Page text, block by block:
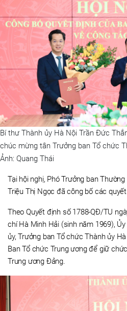
Bí thư Thành ủy Hà Nội Trần Đức
chúc mừng tân Trưởng ban Tổ chức
Ảnh: Quang Thái
Tại hội nghị, Phó Trưởng ban
Triệu Thị Ngọc đã công bố các
Theo Quyết định số 1788-QĐ/TU
chí Hà Minh Hải (sinh năm 1969),
ủy, Trưởng ban Tổ chức Thành ủy
Ban Tổ chức Trung ương để giữ
Trung ương Đảng.